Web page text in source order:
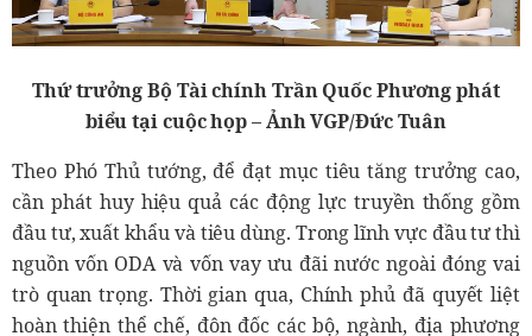
Thứ trưởng Bộ Tài chính Trần Quốc Phương phát
biểu tại cuộc họp – Ảnh VGP/Đức Tuân
Theo Phó Thủ tướng, để đạt mục tiêu tăng trưởng cao,
cần phát huy hiệu quả các động lực truyền thống gồm
đầu tư, xuất khẩu và tiêu dùng. Trong lĩnh vực đầu tư thì
nguồn vốn ODA và vốn vay ưu đãi nước ngoài đóng vai
trò quan trọng. Thời gian qua, Chính phủ đã quyết liệt
hoàn thiện thể chế, đôn đốc các bộ, ngành, địa phương